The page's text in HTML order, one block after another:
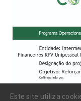
Este site utiliza